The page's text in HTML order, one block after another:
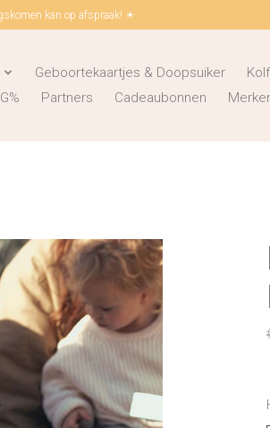
kan op afspraak! ☀
Geboortekaartjes & Doopsuiker
Partners Cadeaubonnen